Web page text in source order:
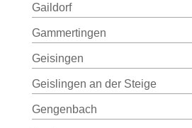
Gaildorf
Gammertingen
Geisingen
Geislingen an der Steige
Gengenbach